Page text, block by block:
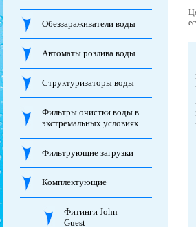
Обеззараживатели воды
Автоматы розлива воды
Структуризаторы воды
Фильтры очистки воды в
экстремальных условиях
Фильтрующие загрузки
Комплектующие
Фитинги John
Guest